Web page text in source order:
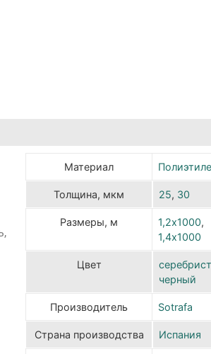
плёнок, разрабатывая
Материал
Толщина, мкм 25, 30
Размеры, м 1,2х1000,
1,4х1000
Цвет
черный
Производитель Sotrafa
Страна производства Испания